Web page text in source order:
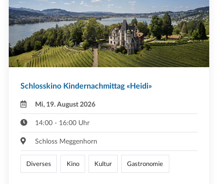
Schlosskino Kindernachmittag «Heidi»
Mi, 19. August 2026
14:00 - 16:00 Uhr
Schloss Meggenhorn
Diverses Kino Kultur Gastronomie